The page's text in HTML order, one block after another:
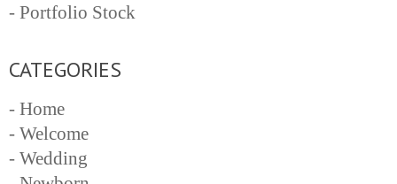
- Portfolio Stock
CATEGORIES
- Home
- Welcome
- Wedding